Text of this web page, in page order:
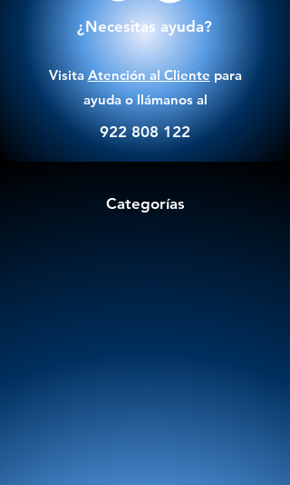
¿Necesitas ayuda?
Visita Atención al Cliente para
ayuda o llámanos al
922 808 122
Categorías